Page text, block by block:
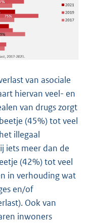
van asociale
hiervan veel- en
van drugs zorgt
(45%) tot veel
illegaal
iets meer dan de
(42%) tot veel
in verhouding wat
en/of
Ook van
inwoners